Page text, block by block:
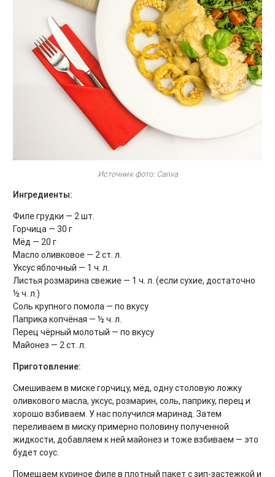
Источник фото: Canva
Ингредиенты:
Филе грудки — 2 шт.
Горчица — 30 г
Мёд — 20 г
Масло оливковое — 2 ст. л.
Уксус яблочный — 1 ч. л.
Листья розмарина свежие — 1 ч. л. (если сухие, достаточно
½ ч. л.)
Соль крупного помола — по вкусу
Паприка копчёная — ½ ч. л.
Перец чёрный молотый — по вкусу
Майонез — 2 ст. л.
Приготовление:
Смешиваем в миске горчицу, мёд, одну столовую ложку
оливкового масла, уксус, розмарин, соль, паприку, перец и
хорошо взбиваем. У нас получился маринад. Затем
переливаем в миску примерно половину полученной
жидкости, добавляем к ней майонез и тоже взбиваем — это
будет соус.
Помещаем куриное филе в плотный пакет с зип-застежкой и